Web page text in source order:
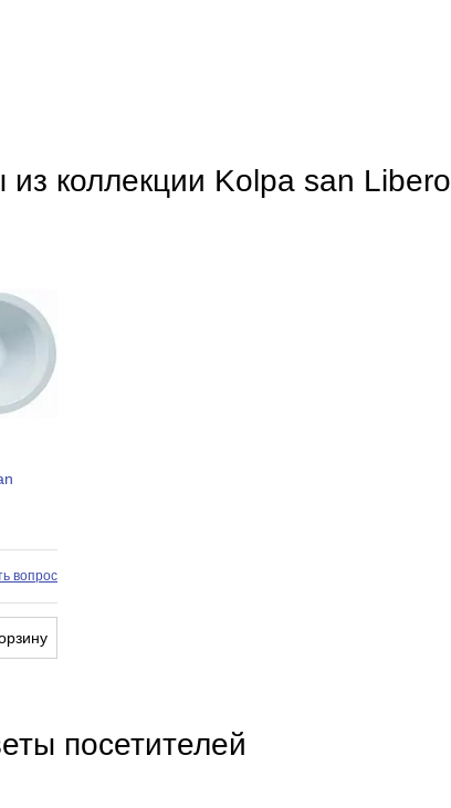
из коллекции Kolpa san Libero
вопрос
посетителей